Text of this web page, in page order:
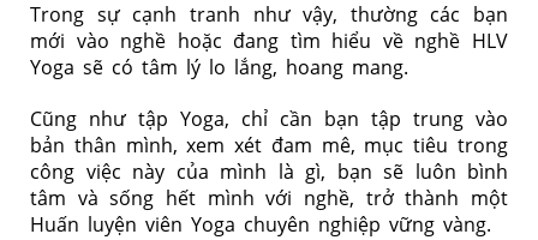
Trong sự cạnh tranh như vậy, thường các bạn
mới vào nghề hoặc đang tìm hiểu về nghề HLV
Yoga sẽ có tâm lý lo lắng, hoang mang.
Cũng như tập Yoga, chỉ cần bạn tập trung vào
bản thân mình, xem xét đam mê, mục tiêu trong
công việc này của mình là gì, bạn sẽ luôn bình
tâm và sống hết mình với nghề, trở thành một
Huấn luyện viên Yoga chuyên nghiệp vững vàng.